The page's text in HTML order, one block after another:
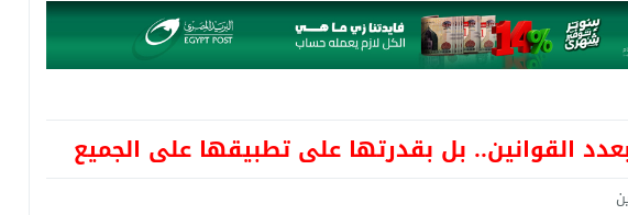
القوانين.. بل بقدرتها على تطبيقها على الجميع